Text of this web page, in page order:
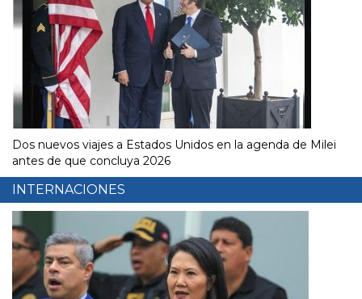
Dos nuevos viajes a Estados Unidos en la agenda de Milei
antes de que concluya 2026
INTERNACIONES